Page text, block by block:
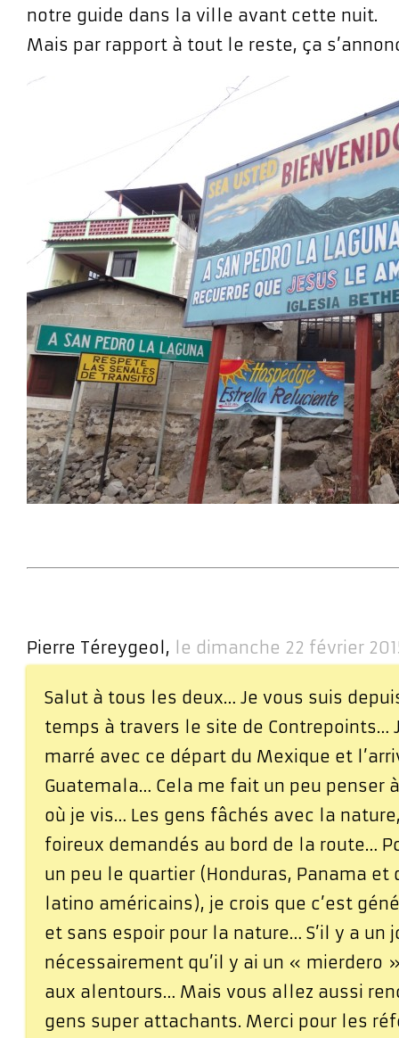
notre guide dans la ville avant cette nuit.
Mais par rapport à tout le reste, ça
Pierre Téreygeol, le dimanche 22 février
Salut à tous les deux… Je vous suis
temps à travers le site de Contrepoints…
marré avec ce départ du Mexique et
Guatemala… Cela me fait un peu penser
où je vis… Les gens fâchés avec la
foireux demandés au bord de la route…
un peu le quartier (Honduras, Panama et
latino américains), je crois que c’est
et sans espoir pour la nature… S’il y a un
nécessairement qu’il y ai un « mierdero
aux alentours… Mais vous allez aussi
gens super attachants. Merci pour les